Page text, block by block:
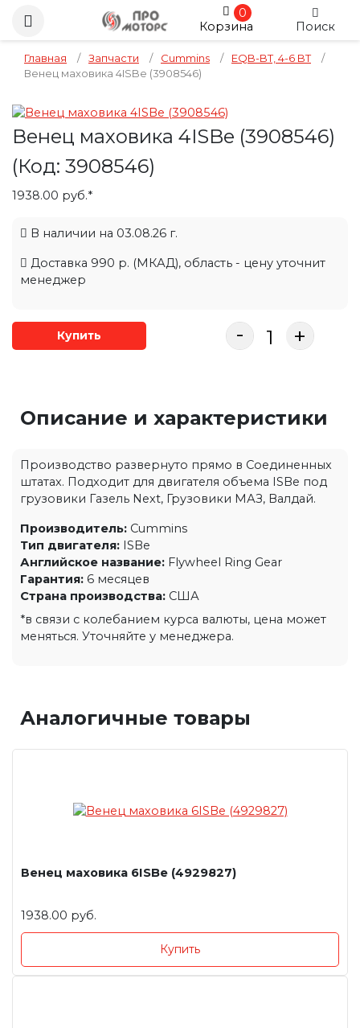
0
Корзина
Поиск
Главная / Запчасти / Cummins / EQB-BT, 4-6 BT
/
Венец маховика 4ISBe (3908546)
Венец маховика 4ISBe (3908546)
(Код: 3908546)
1938.00 руб.*
В наличии на 03.08.26 г.
Доставка 990 р. (МКАД), область - цену уточнит
менеджер
Купить - +
Описание и характеристики
Производство развернуто прямо в Соединенных
штатах. Подходит для двигателя объема ISBe под
грузовики Газель Next, Грузовики МАЗ, Валдай.
Производитель: Cummins
Тип двигателя: ISBe
Английское название: Flywheel Ring Gear
Гарантия: 6 месяцев
Страна производства: США
*в связи с колебанием курса валюты, цена может
меняться. Уточняйте у менеджера.
Аналогичные товары
Венец маховика 6ISBe (4929827)
1938.00 руб.
Купить